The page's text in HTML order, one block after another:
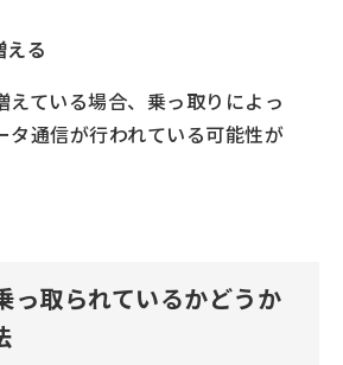
SMSのリンク、添付ファイルは開か
用に注意する
策アプリを使用する
が疑われる場合はすぐに対処しまし
る
えている場合、乗っ取りによっ
タ通信が行われている可能性が
取られているかどうか